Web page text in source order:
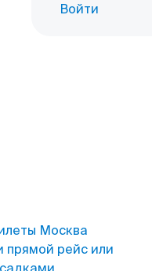
Войти
Москва
прямой рейс или